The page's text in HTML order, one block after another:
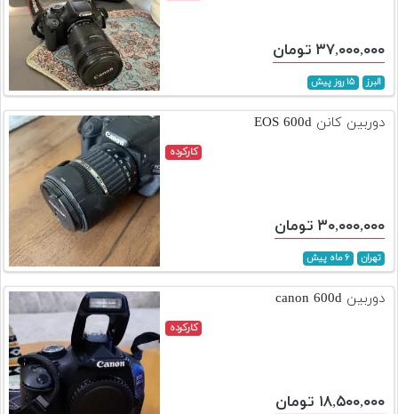
۳۷,۰۰۰,۰۰۰ تومان
البرز ۱۵ روز پیش
دوربین کانن EOS 600d
کارکرده
۳۰,۰۰۰,۰۰۰ تومان
تهران ۶ ماه پیش
دوربین canon 600d
کارکرده
۱۸,۵۰۰,۰۰۰ تومان